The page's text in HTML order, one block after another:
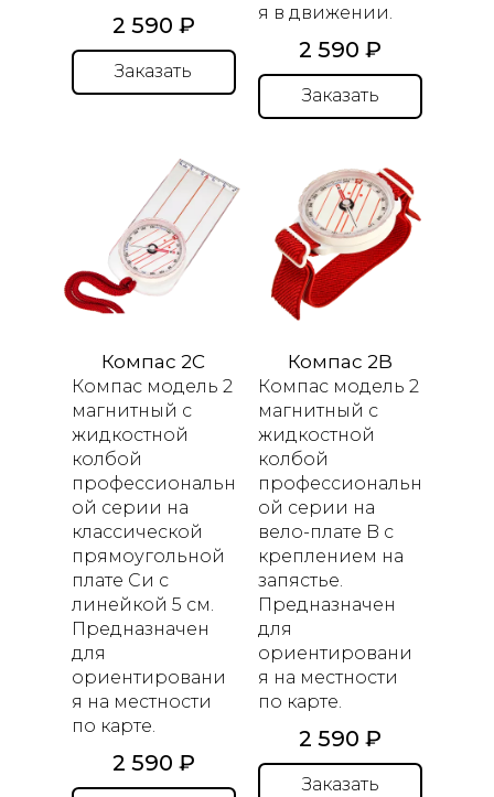
2 590 ₽
Заказать
я в движении.
2 590 ₽
Заказать
Компас 2C
Компас модель 2
магнитный с
жидкостной
колбой
профессиональн
ой серии на
классической
прямоугольной
плате Cи c
линейкой 5 см.
Предназначен
для
ориентировани
я на местности
по карте.
2 590 ₽
Компас 2B
Компас модель 2
магнитный с
жидкостной
колбой
профессиональн
ой серии на
вело-плате B с
креплением на
запястье.
Предназначен
для
ориентировани
я на местности
по карте.
2 590 ₽
Заказать